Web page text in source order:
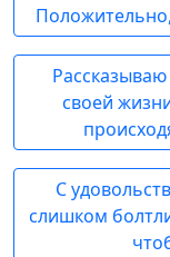
своей
С
слишком